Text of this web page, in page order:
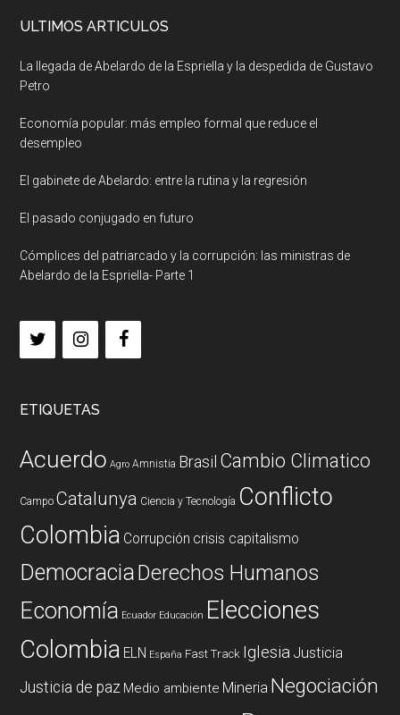
ULTIMOS ARTICULOS
La llegada de Abelardo de la Espriella y la despedida de Gustavo
Petro
Economía popular: más empleo formal que reduce el
desempleo
El gabinete de Abelardo: entre la rutina y la regresión
El pasado conjugado en futuro
Cómplices del patriarcado y la corrupción: las ministras de
Abelardo de la Espriella- Parte 1
ETIQUETAS
Acuerdo Agro Amnistia Brasil Cambio Climatico
Campo Catalunya Ciencia y Tecnología Conflicto
Colombia Corrupción crisis capitalismo
DemocraciaDerechos Humanos
Economía Ecuador Educación Elecciones
Colombia ELN España Fast Track Iglesia Justicia
Justicia de paz Medio ambiente Mineria Negociación